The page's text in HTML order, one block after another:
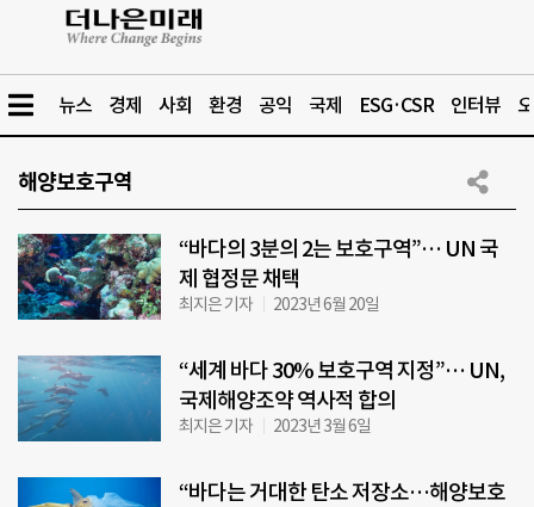
뉴스 경제 사회 환경 공익 국제 ESG·CSR 인터뷰
해양보호구역
“바다의 3분의 2는 보호구역”… UN 국
제 협정문 채택
최지은 기자 2023년 6월 20일
“세계 바다 30% 보호구역 지정”… UN,
국제해양조약 역사적 합의
최지은 기자 2023년 3월 6일
“바다는 거대한 탄소 저장소…해양보호